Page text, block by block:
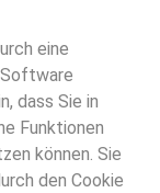
eine
dass Sie in
Funktionen
können. Sie
den Cookie